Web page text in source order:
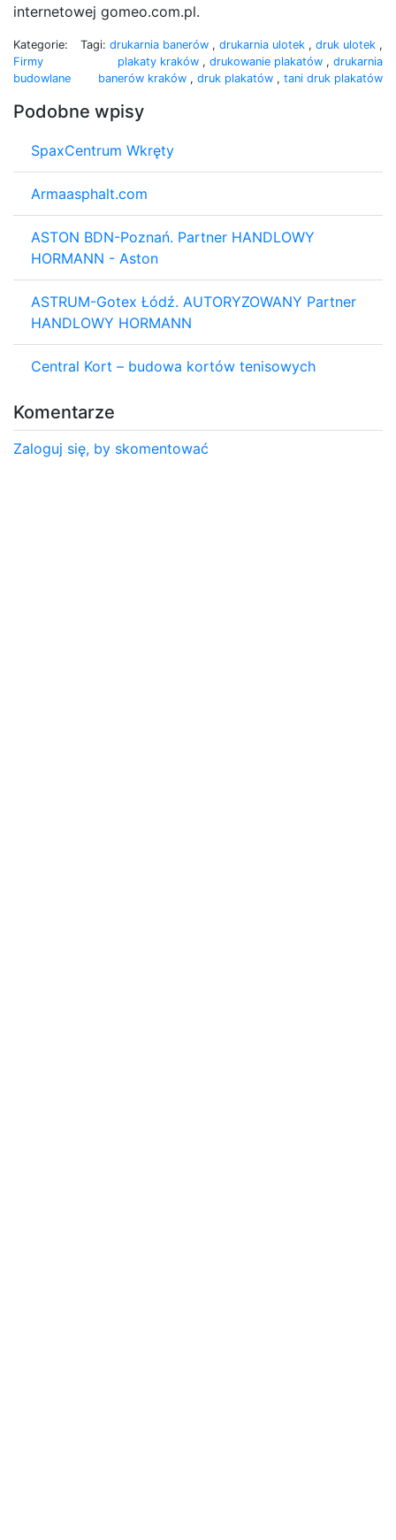
internetowej gomeo.com.pl.
Kategorie:
Firmy
budowlane
Tagi: drukarnia banerów , drukarnia ulotek , druk ulotek ,
plakaty kraków , drukowanie plakatów , drukarnia
banerów kraków , druk plakatów , tani druk plakatów
Podobne wpisy
SpaxCentrum Wkręty
Armaasphalt.com
ASTON BDN-Poznań. Partner HANDLOWY
HORMANN - Aston
ASTRUM-Gotex Łódź. AUTORYZOWANY Partner
HANDLOWY HORMANN
Central Kort – budowa kortów tenisowych
Komentarze
Zaloguj się, by skomentować